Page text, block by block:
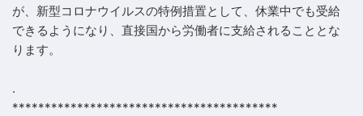
が、新型コロナウイルスの特例措置として、休業中でも受給
できるようになり、直接国から労働者に支給されることとな
ります。
.
*****************************************